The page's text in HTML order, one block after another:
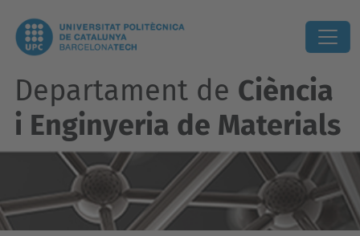
Departament de Ciència
i Enginyeria de Materials